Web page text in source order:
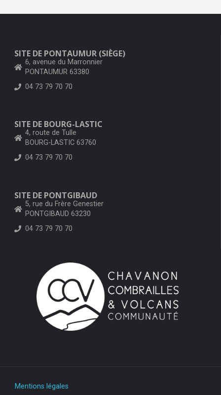
SITE DE PONTAUMUR (SIÈGE)
6, avenue du Marronnier
PONTAUMUR 63380
04 73 79 70 70
SITE DE BOURG-LASTIC
4, route de Tulle
BOURG-LASTIC 63760
04 73 79 70 70
SITE DE PONTGIBAUD
5, rue du Frère Genestier
PONTGIBAUD 63230
04 73 79 70 70
Mentions légales